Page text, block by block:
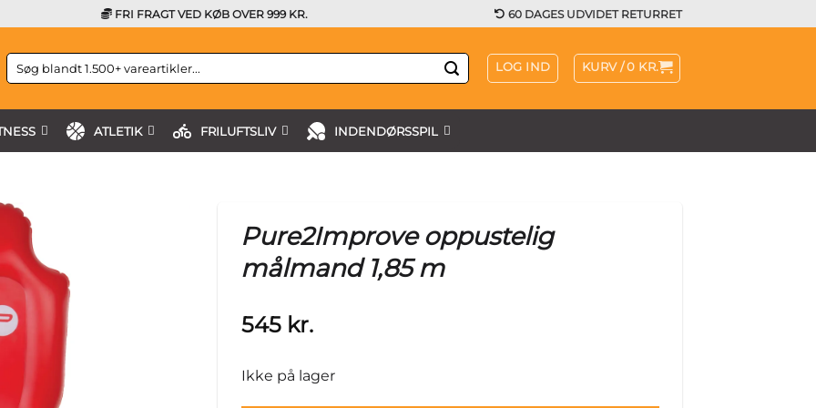
FRI FRAGT VED KØB OVER 999 KR. 60 DAGES UDVIDET RETURRET
Søg
efter:
LOG IND KURV /0 KR.
ATLETIK FRILUFTSLIV INDENDØRSSPIL
Pure2Improve oppustelig
målmand 1,85 m
545 kr.
Ikke på lager